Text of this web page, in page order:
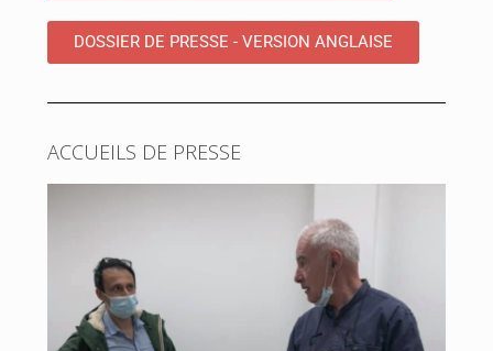
DOSSIER DE PRESSE - VERSION ANGLAISE
ACCUEILS DE PRESSE